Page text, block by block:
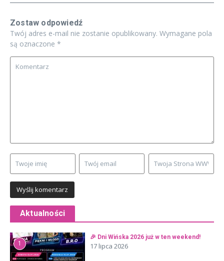
Zostaw odpowiedź
Twój adres e-mail nie zostanie opublikowany. Wymagane pola
są oznaczone *
Aktualności
1
🎉 Dni Wińska 2026 już w ten weekend!
17 lipca 2026